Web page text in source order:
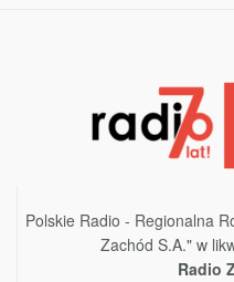
Polskie Radio - Regionalna
Zachód S.A." w
Radio